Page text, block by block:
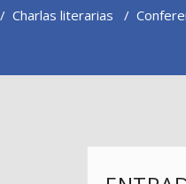
Charlas literarias /